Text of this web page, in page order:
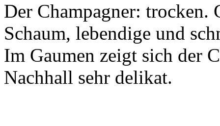
Der Champagner: trocken.
Schaum, lebendige und
Im Gaumen zeigt sich der
Nachhall sehr delikat.